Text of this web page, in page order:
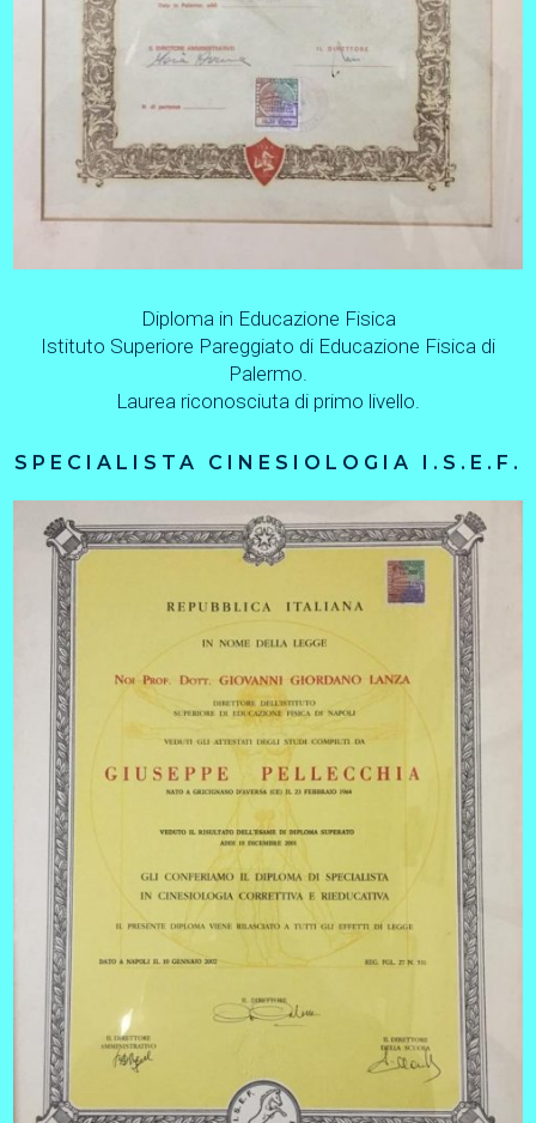
Diploma in Educazione Fisica
Istituto Superiore Pareggiato di Educazione Fisica di
Palermo.
Laurea riconosciuta di primo livello.
SPECIALISTA CINESIOLOGIA I.S.E.F.